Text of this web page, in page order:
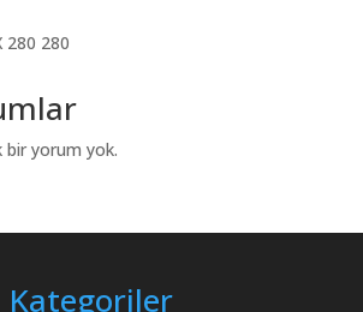
280 280
bir yorum yok.
Kategoriler